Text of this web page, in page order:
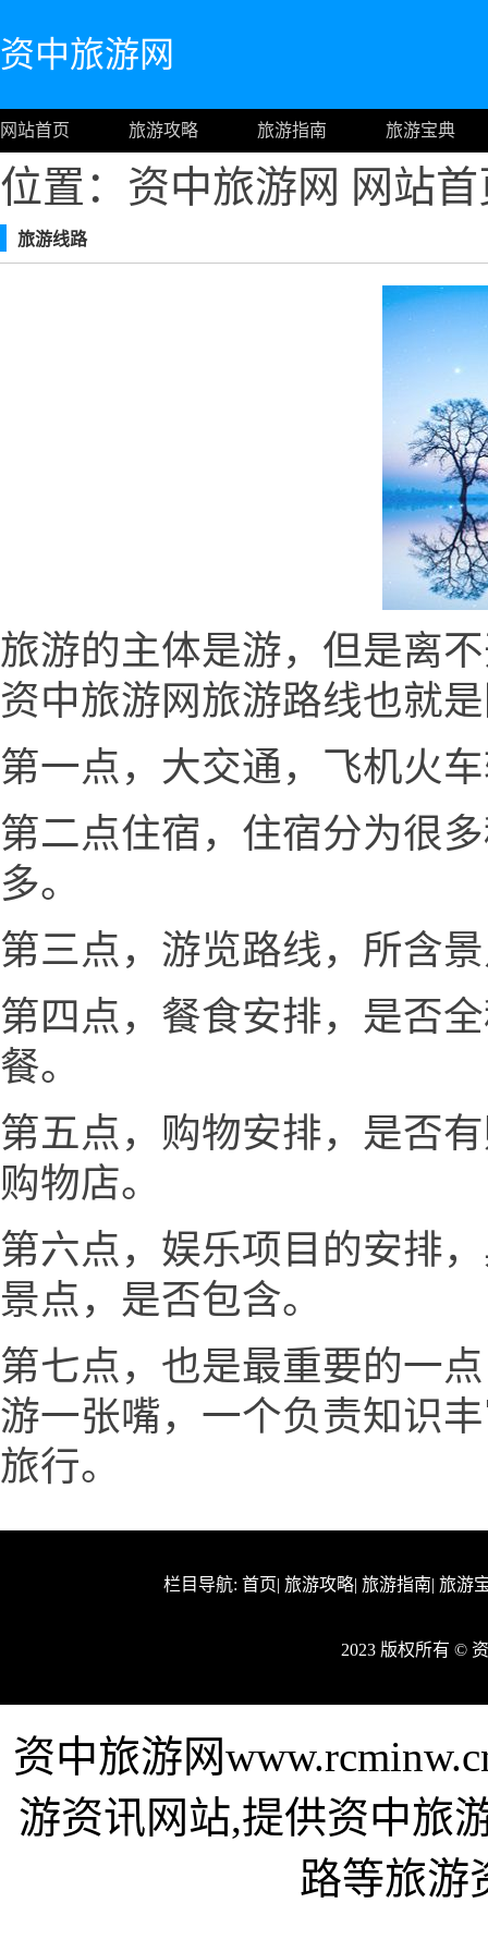
资中旅游网
网站首页 旅游攻略 旅游指南 旅游宝典
位置：资中旅游网 网站
旅游线路
旅游的主体是游，但是离
资中旅游网旅游路线也就
第一点，大交通，飞机火
第二点住宿，住宿分为很
多。
第三点，游览路线，所含
第四点，餐食安排，是否
餐。
第五点，购物安排，是否
购物店。
第六点，娱乐项目的安排
景点，是否包含。
第七点，也是最重要的一
游一张嘴，一个负责知识
旅行。
栏目导航: 首页| 旅游攻略| 旅游指南| 旅游
2023 版权所有 ©
资中旅游网
游资讯网站,提供资中旅
路等旅游